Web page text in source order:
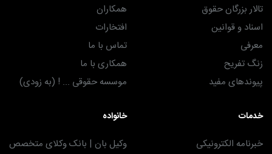
تالار بزرگان حقوق
اسناد و قوانین
معرفی
زنگ تفریح
پیوندهای مفید
همکاران
افتخارات
تماس با ما
همکاری با ما
موسسه حقوقی ... ! (به زودی)
خدمات
خبرنامه الکترونیکی
خانواده
وکیل بان | بانک وکلای متخصص